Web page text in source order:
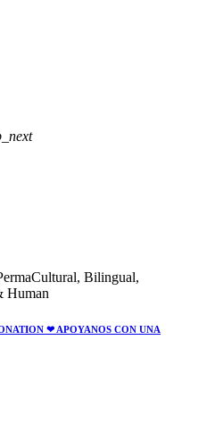
Bilingual,
Human
❤ APOYANOS CON UNA